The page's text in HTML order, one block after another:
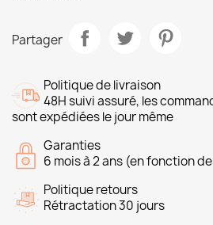
Partager
Politique de livraison
48H suivi assuré, les
sont expédiées le jour même
Garanties
6 mois à 2 ans (en fonction
Politique retours
Rétractation 30 jours